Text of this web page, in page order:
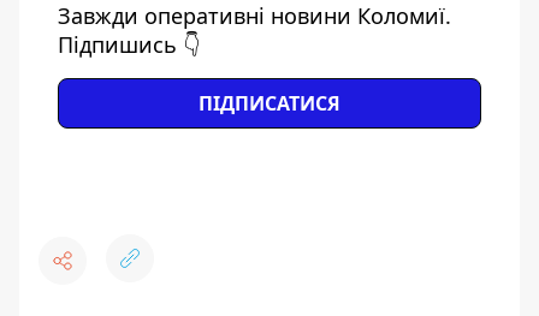
Завжди оперативні новини Коломиї.
Підпишись 👇
ПІДПИСАТИСЯ